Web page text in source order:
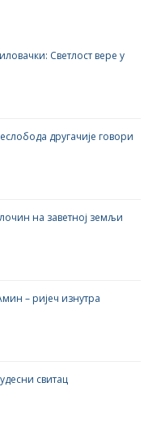
Светлост вере у
другачије говори
на заветној земљи
– ријеч изнутра
свитац